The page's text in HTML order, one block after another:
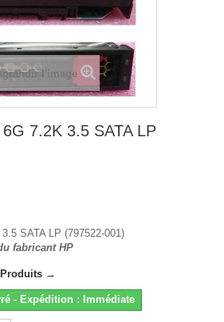
l'image
7.2K 3.5 SATA LP
SATA LP (797522-001)
fabricant HP
→
- Expédition : Immédiate